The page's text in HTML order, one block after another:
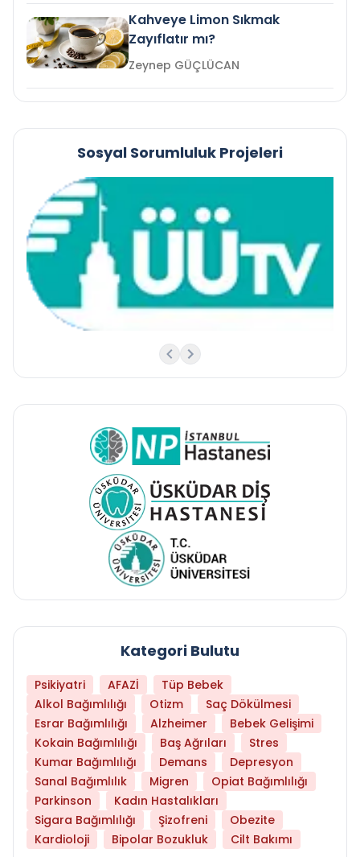
Kahveye Limon Sıkmak
Zayıflatır mı?
Zeynep GÜÇLÜCAN
Sosyal Sorumluluk Projeleri
Kategori Bulutu
Psikiyatri AFAZİ
Tüp Bebek
Alkol Bağımlılığı
Otizm
Saç Dökülmesi
Esrar Bağımlılığı
Alzheimer
Bebek Gelişimi
Kokain Bağımlılığı
Baş Ağrıları
Stres
Kumar Bağımlılığı
Demans
Depresyon
Sanal Bağımlılık
Migren
Opiat Bağımlılığı
Parkinson
Kadın Hastalıkları
Sigara Bağımlılığı
Şizofreni
Obezite
Kardioloji
Bipolar Bozukluk Cilt Bakımı